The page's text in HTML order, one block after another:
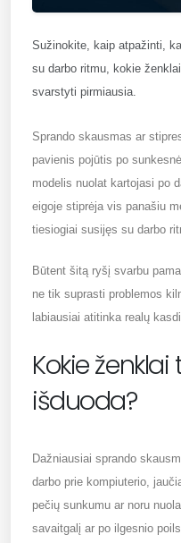
Sužinokite, kaip atpažinti,
su darbo ritmu, kokie
svarstyti pirmiausia.
Sprando skausmas ar
pavienis pojūtis po
modelis nuolat kartojasi po
eigoje stiprėja vis panašiu
tiesiogiai susijęs su darbo
Būtent šitą ryšį svarbu
ne tik suprasti problemos
labiausiai atitinka realų
Kokie
išduoda?
Dažniausiai sprando
darbo prie kompiuterio,
pečių sunkumu ar noru
savaitgalį ar po ilgesnio